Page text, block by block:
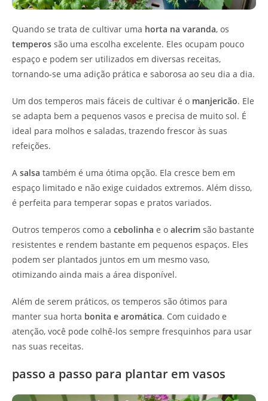
Quando se trata de cultivar uma horta na varanda, os
temperos são uma escolha excelente. Eles ocupam pouco
espaço e podem ser utilizados em diversas receitas,
tornando-se uma adição prática e saborosa ao seu dia a dia.
Um dos temperos mais fáceis de cultivar é o manjericão. Ele
se adapta bem a pequenos vasos e precisa de muito sol. É
ideal para molhos e saladas, trazendo frescor às suas
refeições.
A salsa também é uma ótima opção. Ela cresce bem em
espaço limitado e não exige cuidados extremos. Além disso,
é perfeita para temperar sopas e pratos variados.
Outros temperos como a cebolinha e o alecrim são bastante
resistentes e rendem bastante em pequenos espaços. Eles
podem ser plantados juntos em um mesmo vaso,
otimizando ainda mais a área disponível.
Além de serem práticos, os temperos são ótimos para
manter sua horta bonita e aromática. Com cuidado e
atenção, você pode colhê-los sempre fresquinhos para usar
nas suas receitas.
passo a passo para plantar em vasos